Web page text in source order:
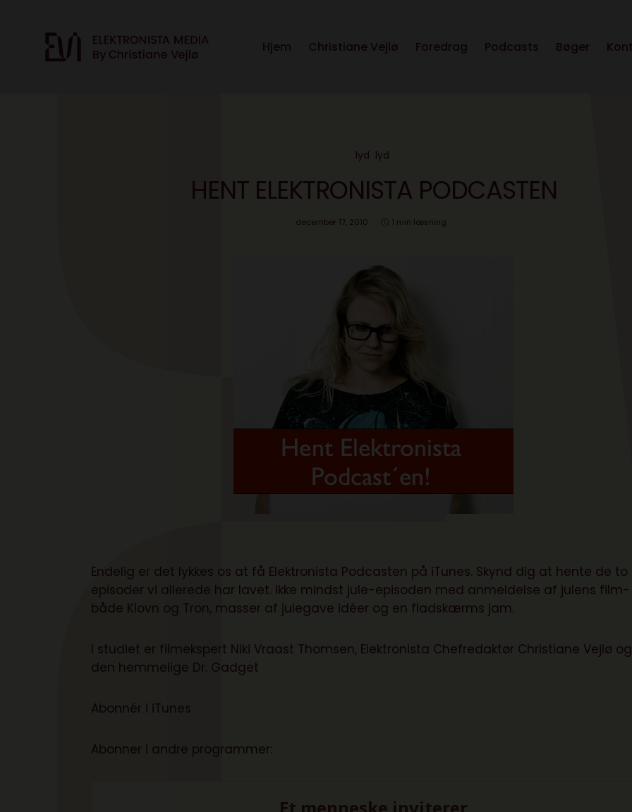
Hjem Christiane Vejlø Foredrag Podcasts Bøger
lyd lyd
HENT ELEKTRONISTA PODCASTEN
december 17, 2010 1 min læsning
Endelig er det lykkes os at få Elektronista Podcasten på iTunes. Skynd dig at hente de to
episoder vi allerede har lavet. Ikke mindst jule-episoden med anmeldelse af julens film-
både Klovn og Tron, masser af julegave idéer og en fladskærms jam.
I studiet er filmekspert Niki Vraast Thomsen, Elektronista Chefredaktør Christiane Vejlø og
den hemmelige Dr. Gadget
Abonnér i iTunes
Abonner i andre programmer: